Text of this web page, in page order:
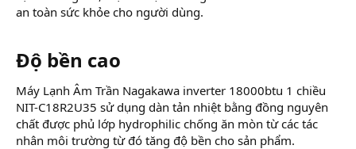
an toàn sức khỏe cho người dùng.
Độ bền cao
Máy Lạnh Âm Trần Nagakawa inverter 18000btu 1 chiều
NIT-C18R2U35 sử dụng dàn tản nhiệt bằng đồng nguyên
chất được phủ lớp hydrophilic chống ăn mòn từ các tác
nhân môi trường từ đó tăng độ bền cho sản phẩm.